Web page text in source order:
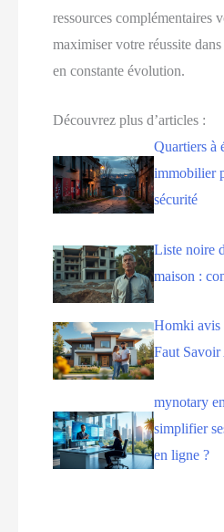
ressources complémentaires
maximiser votre réussite
en constante évolution.
Découvrez plus d’articles :
Quartiers à
immobilier
sécurité
Liste noire
maison :
Homki avis
Faut Savoir
mynotary
simplifier
en ligne ?